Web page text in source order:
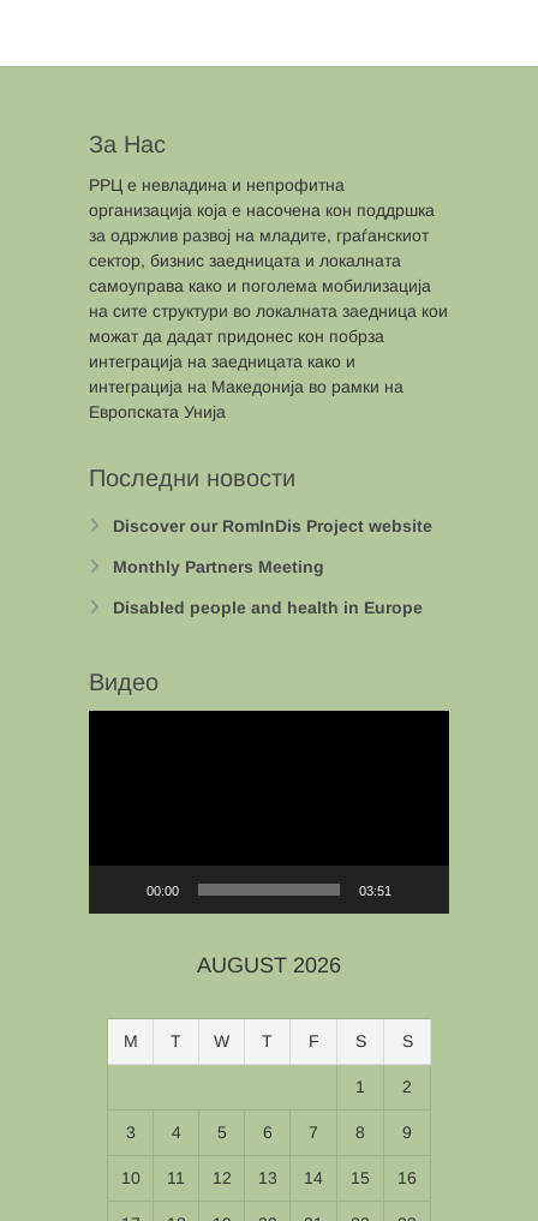
За Нас
РРЦ е невладина и непрофитна
организација која е насочена кон поддршка
за одржлив развој на младите, граѓанскиот
сектор, бизнис заедницата и локалната
самоуправа како и поголема мобилизација
на сите структури во локалната заедница кои
можат да дадат придонес кон побрза
интеграција на заедницата како и
интеграција на Македонија во рамки на
Европската Унија
Последни новости
Discover our RomInDis Project website
Monthly Partners Meeting
Disabled people and health in Europe
Видео
00:00 03:51
AUGUST 2026
M T W T F S S
1 2
3 4 5 6 7 8 9
10 11 12 13 14 15 16